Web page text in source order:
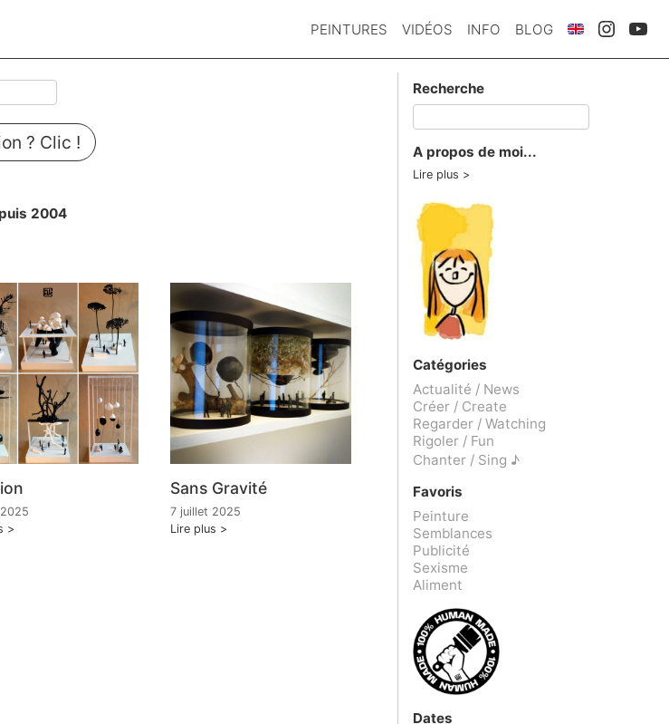
PEINTURES VIDÉOS INFO BLOG
? Clic !
2004
Sans Gravité
7 juillet 2025
Lire plus
Recherche
A propos de moi...
Lire plus
Catégories
Actualité / News
Créer / Create
Regarder / Watching
Rigoler / Fun
Chanter / Sing ♪
Favoris
Peinture
Semblances
Publicité
Sexisme
Aliment
Dates